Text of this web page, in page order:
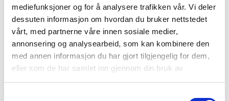
mediefunksjoner og for å analysere trafikken vår. Vi deler
dessuten informasjon om hvordan du bruker nettstedet
vårt, med partnerne våre innen sosiale medier,
annonsering og analysearbeid, som kan kombinere den
med annen informasjon du har gjort tilgjengelig for dem,
eller som de har samlet inn gjennom din bruk av
tjenestene deres.
49,90 99,00
KJØP